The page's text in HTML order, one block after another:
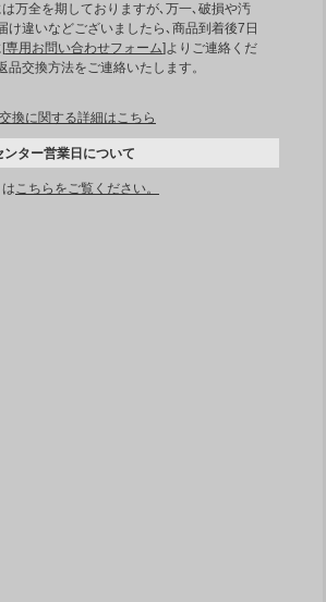
万全を期しておりますが､万一､破損や汚
け違いなどございましたら､商品到着後7日
専用お問い合わせフォーム]よりご連絡くだ
品交換方法をご連絡いたします。
換に関する詳細はこちら
ンター営業日について
こちらをご覧ください。